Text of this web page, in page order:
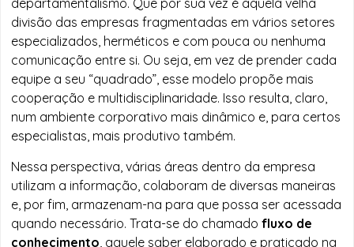
divisão das empresas fragmentadas em vários setores
especializados, herméticos e com pouca ou nenhuma
comunicação entre si. Ou seja, em vez de prender cada
equipe a seu “quadrado”, esse modelo propõe mais
cooperação e multidisciplinaridade. Isso resulta, claro,
num ambiente corporativo mais dinâmico e, para certos
especialistas, mais produtivo também.
Nessa perspectiva, várias áreas dentro da empresa
utilizam a informação, colaboram de diversas maneiras
e, por fim, armazenam-na para que possa ser acessada
quando necessário. Trata-se do chamadofluxo de
conhecimento , aquele saber elaborado e praticado na